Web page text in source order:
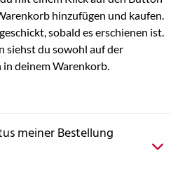
hinzufügen und kaufen.
sobald es erschienen ist.
siehst du sowohl auf der
in deinem Warenkorb.
meiner Bestellung